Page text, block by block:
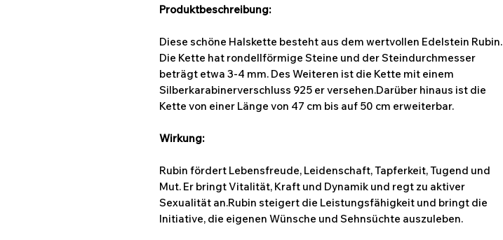
Produktbeschreibung:
Diese schöne Halskette besteht aus dem wertvollen Edelstein Rubin.
Die Kette hat rondellförmige Steine und der Steindurchmesser
beträgt etwa 3-4 mm. Des Weiteren ist die Kette mit einem
Silberkarabinerverschluss 925 er versehen.Darüber hinaus ist die
Kette von einer Länge von 47 cm bis auf 50 cm erweiterbar.
Wirkung:
Rubin fördert Lebensfreude, Leidenschaft, Tapferkeit, Tugend und
Mut. Er bringt Vitalität, Kraft und Dynamik und regt zu aktiver
Sexualität an.Rubin steigert die Leistungsfähigkeit und bringt die
Initiative, die eigenen Wünsche und Sehnsüchte auszuleben.